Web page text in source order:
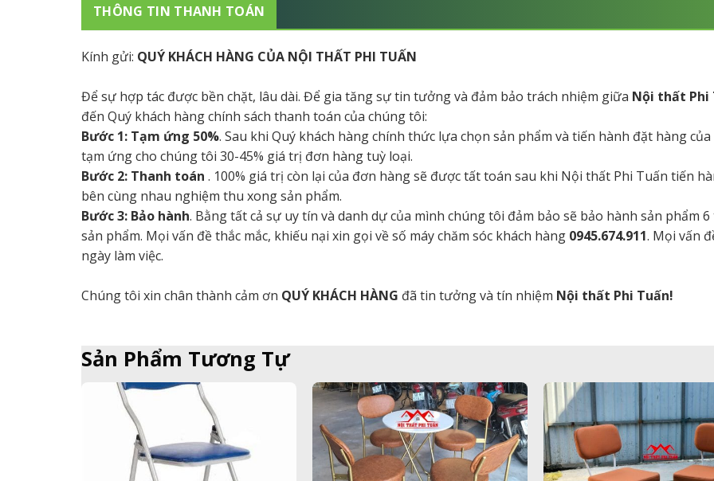
THÔNG TIN THANH TOÁN
Kính gửi: QUÝ KHÁCH HÀNG CỦA NỘI THẤT PHI TUẤN
Để sự hợp tác được bền chặt, lâu dài. Để gia tăng sự tin tưởng và đảm bảo trách nhiệm giữa Nội thất Phi
đến Quý khách hàng chính sách thanh toán của chúng tôi:
Bước 1: Tạm ứng 50%. Sau khi Quý khách hàng chính thức lựa chọn sản phẩm và tiến hành đặt hàng
tạm ứng cho chúng tôi 30-45% giá trị đơn hàng tuỳ loại.
Bước 2: Thanh toán . 100% giá trị còn lại của đơn hàng sẽ được tất toán sau khi Nội thất Phi Tuấn tiến
bên cùng nhau nghiệm thu xong sản phẩm.
Bước 3: Bảo hành. Bằng tất cả sự uy tín và danh dự của mình chúng tôi đảm bảo sẽ bảo hành sản phẩm
sản phẩm. Mọi vấn đề thắc mắc, khiếu nại xin gọi về số máy chăm sóc khách hàng 0945.674.911. Mọi vấn
ngày làm việc.
Chúng tôi xin chân thành cảm ơn QUÝ KHÁCH HÀNG đã tin tưởng và tín nhiệm Nội thất Phi Tuấn!
Sản Phẩm Tương Tự